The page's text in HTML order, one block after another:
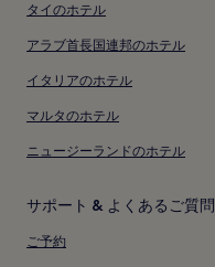
タイのホテル
アラブ首長国連邦のホテル
イタリアのホテル
マルタのホテル
ニュージーランドのホテル
サポート & よくあるご質問
ご予約